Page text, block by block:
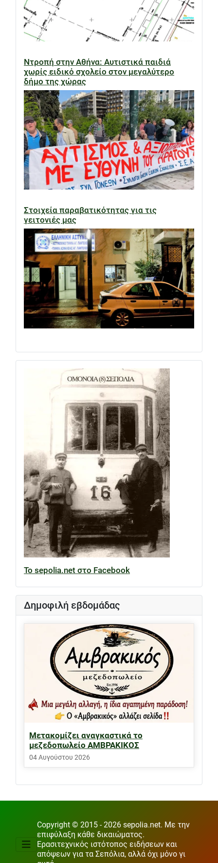
Ντροπή στην Αθήνα: Αυτιστικά παιδιά
χωρίς ειδικό σχολείο στον μεγαλύτερο
δήμο της χώρας
Στοιχεία παραβατικότητας για τις
γειτονιές μας
Το sepolia.net στο Facebook
Δημοφιλή εβδομάδας
Μετακομίζει αναγκαστικά το
μεζεδοπωλείο ΑΜΒΡΑΚΙΚΟΣ
04 Αυγούστου 2026
Copyright © 2015 - 2026 sepolia.net. Με την
επιφύλαξη κάθε δικαιώματος.
Ερασιτεχνικός ιστότοπος ειδήσεων και
απόψεων για τα Σεπόλια, αλλά όχι μόνο γι